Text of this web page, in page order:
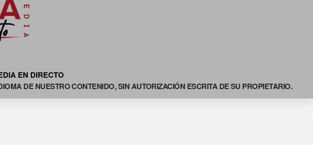
EN DIRECTO
DE NUESTRO CONTENIDO, SIN AUTORIZACIÓN ESCRITA DE SU PROPIETARIO.